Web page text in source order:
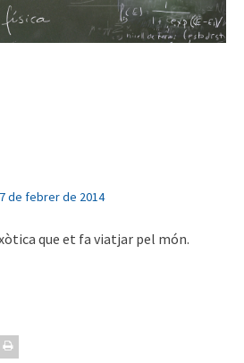
7 de febrer de 2014
que et fa viatjar pel món.